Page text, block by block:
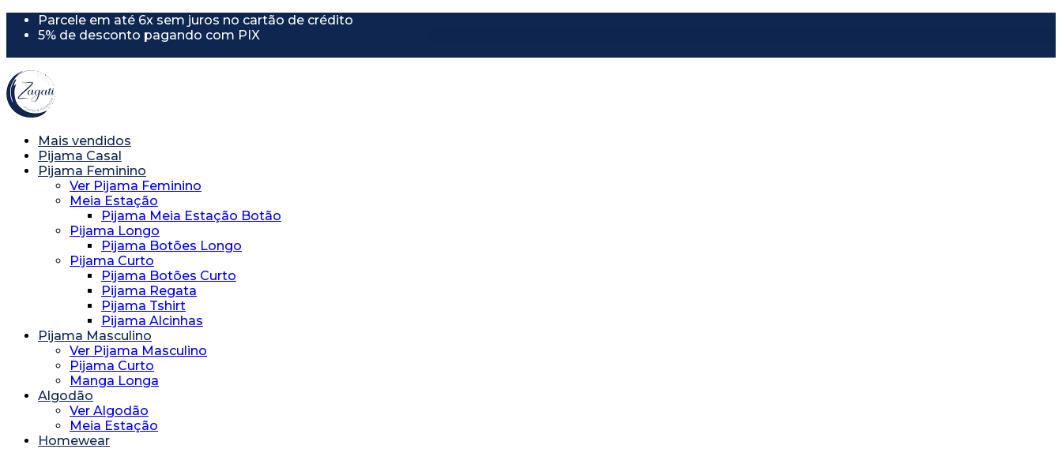
Parcele em até 6x sem juros no cartão de crédito
5% de desconto pagando com PIX
Mais vendidos
Pijama Casal
Pijama Feminino
Ver Pijama Feminino
Meia Estação
Pijama Meia Estação Botão
Pijama Longo
Pijama Botões Longo
Pijama Curto
Pijama Botões Curto
Pijama Regata
Pijama Tshirt
Pijama Alcinhas
Pijama Masculino
Ver Pijama Masculino
Pijama Curto
Manga Longa
Algodão
Ver Algodão
Meia Estação
Homewear